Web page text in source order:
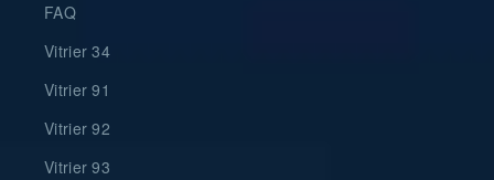
FAQ
Vitrier 34
Vitrier 91
Vitrier 92
Vitrier 93